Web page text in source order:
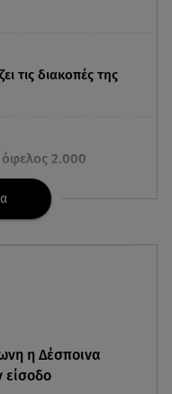
τις διακοπές της
2.000
του Ορμούζ
η Δέσποινα
είσοδο